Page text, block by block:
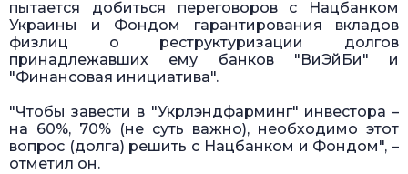
пытается добиться переговоров с Нацбанком
Украины и Фондом гарантирования вкладов
физлиц о реструктуризации долгов
принадлежавших ему банков "ВиЭйБи" и
"Финансовая инициатива".
"Чтобы завести в "Укрлэндфарминг" инвестора –
на 60%, 70% (не суть важно), необходимо этот
вопрос (долга) решить с Нацбанком и Фондом", –
отметил он.